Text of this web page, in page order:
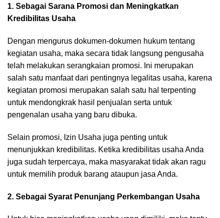
1. Sebagai Sarana Promosi dan Meningkatkan
Kredibilitas Usaha
Dengan mengurus dokumen-dokumen hukum tentang
kegiatan usaha, maka secara tidak langsung pengusaha
telah melakukan serangkaian promosi. Ini merupakan
salah satu manfaat dari pentingnya legalitas usaha, karena
kegiatan promosi merupakan salah satu hal terpenting
untuk mendongkrak hasil penjualan serta untuk
pengenalan usaha yang baru dibuka.
Selain promosi, Izin Usaha juga penting untuk
menunjukkan kredibilitas. Ketika kredibilitas usaha Anda
juga sudah terpercaya, maka masyarakat tidak akan ragu
untuk memilih produk barang ataupun jasa Anda.
2. Sebagai Syarat Penunjang Perkembangan Usaha